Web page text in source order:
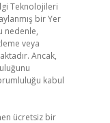
Teknolojileri
bir Yer
nedenle,
veya
Ancak,
kabul
ücretsiz bir